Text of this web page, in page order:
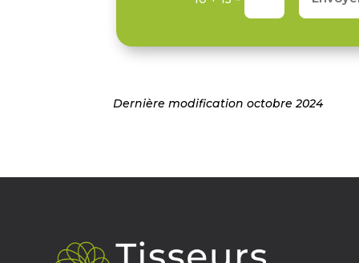
Dernière modification octobre 2024